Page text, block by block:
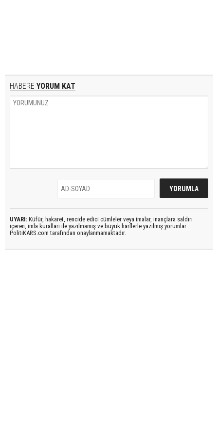
HABERE YORUM KAT
UYARI: Küfür, hakaret, rencide edici cümleler veya imalar, inançlara saldırı
içeren, imla kuralları ile yazılmamış ve büyük harflerle yazılmış yorumlar
PolitiKARS.com tarafından onaylanmamaktadır.